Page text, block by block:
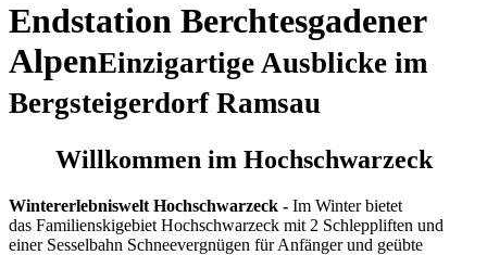
Endstation Berchtesgadener
AlpenEinzigartige Ausblicke im
Bergsteigerdorf Ramsau
Willkommen im Hochschwarzeck
Wintererlebniswelt Hochschwarzeck - Im Winter bietet
das Familienskigebiet Hochschwarzeck mit 2 Schleppliften und
einer Sesselbahn Schneevergnügen für Anfänger und geübte